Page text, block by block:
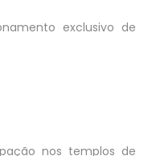
exclusivo de
nos templos de